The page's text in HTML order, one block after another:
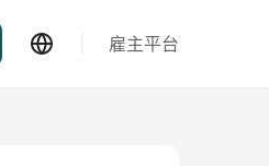
雇主平台